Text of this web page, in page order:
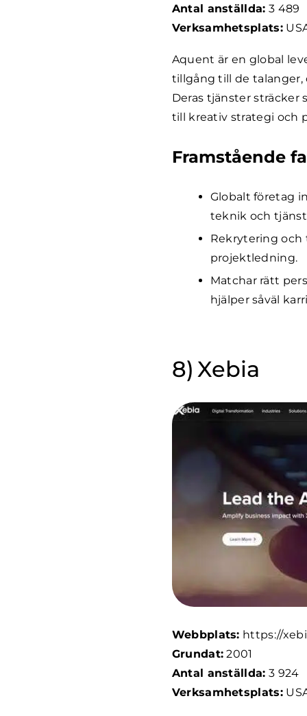
Antal anställda: 3 489
Verksamhetsplats:
Aquent är en global
tillgång till de talanger,
Deras tjänster sträcker
till kreativ strategi och
Framstående
Globalt företag
teknik och
Rekrytering
projektledning.
Matchar rätt
hjälper såväl
Xebia
Webbplats: https://
Grundat: 2001
Antal anställda: 3 924
Verksamhetsplats: